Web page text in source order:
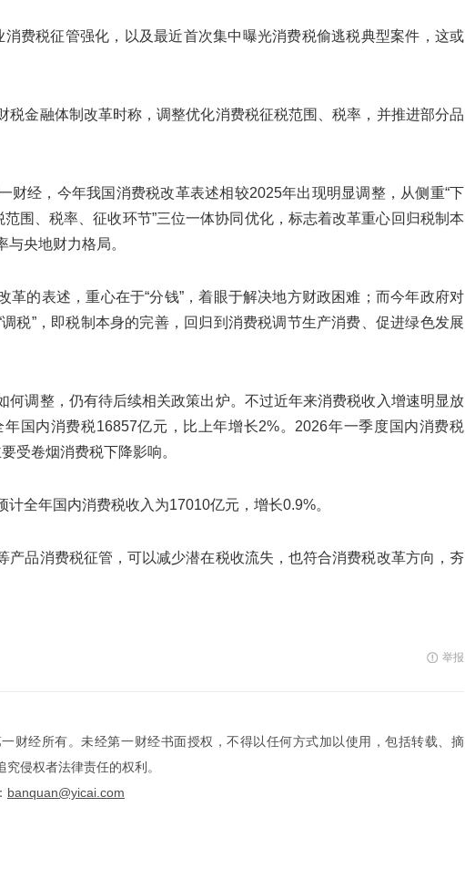
费税征管强化，以及最近首次集中曝光消费税偷逃税典型案件，这或
税金融体制改革时称，调整优化消费税征税范围、税率，并推进部分品
财经，今年我国消费税改革表述相较2025年出现明显调整，从侧重“下
范围、税率、征收环节”三位一体协同优化，标志着改革重心回归税制本
央地财力格局。
革的表述，重心在于“分钱”，着眼于解决地方财政困难；而今年政府对
税”，即税制本身的完善，回归到消费税调节生产消费、促进绿色发展
何调整，仍有待后续相关政策出炉。不过近年来消费税收入增速明显放
国内消费税16857亿元，比上年增长2%。2026年一季度国内消费税
受卷烟消费税下降影响。
全年国内消费税收入为17010亿元，增长0.9%。
产品消费税征管，可以减少潜在税收流失，也符合消费税改革方向，夯
举报
财经所有。未经第一财经书面授权，不得以任何方式加以使用，包括转载、摘
侵权者法律责任的权利。
banquan@yicai.com